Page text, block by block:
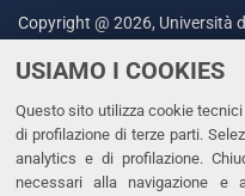
USIAMO I COOKIES
Questo sito utilizza cookie
di profilazione di terze parti.
analytics e di profilazione.
necessari alla navigazione e
Copyright @ 2026, Università